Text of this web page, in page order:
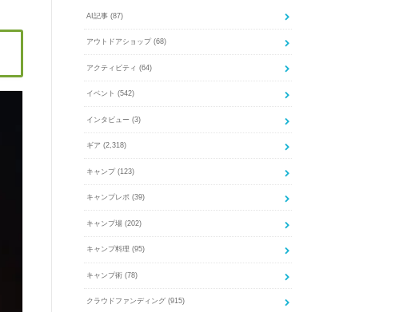
AI記事 (87)
アウトドアショップ (68)
アクティビティ (64)
イベント (542)
インタビュー (3)
ギア (2,318)
キャンプ (123)
キャンプレポ (39)
キャンプ場 (202)
キャンプ料理 (95)
キャンプ術 (78)
クラウドファンディング (915)